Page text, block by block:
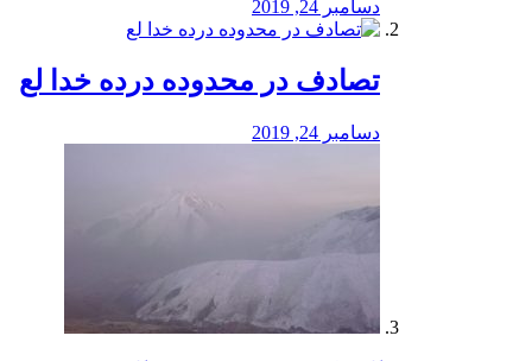
دسامبر 24, 2019
تصادف در محدوده درده خدا لع
دسامبر 24, 2019